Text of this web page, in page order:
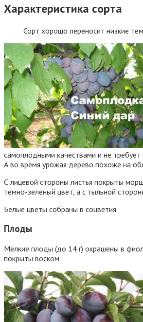
Характеристика сорта
Сорт хорошо переносит низкие
самоплодными качествами и не требует
А во время урожая дерево похоже на
С лицевой стороны листья покрыты
темно-зеленый цвет, а с тыльной
Белые цветы собраны в соцветия.
Плоды
Мелкие плоды (до 14 г) окрашены в
покрыты воском.